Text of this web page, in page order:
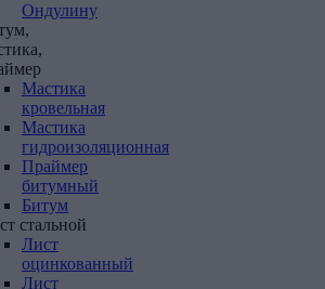
Ондулину
Мастика
кровельная
Мастика
гидроизоляционная
Праймер
битумный
Битум
стальной
Лист
оцинкованный
Лист